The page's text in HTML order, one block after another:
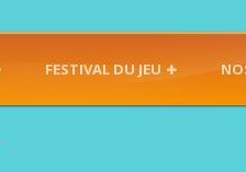
FESTIVAL DU JEU